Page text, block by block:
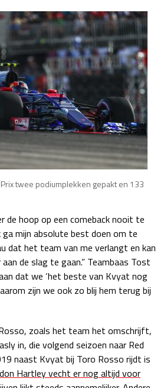
twee podiumplekken gepakt en 133
de hoop op een comeback nooit te
ga mijn absolute best doen om te
dat het team van me verlangt en kan
de slag te gaan.” Teambaas Tost
dat we ‘het beste van Kvyat nog
zijn we ook zo blij hem terug bij
zoals het team het omschrijft,
in, die volgend seizoen naar Red
naast Kvyat bij Toro Rosso rijdt is
Hartley vecht er nog altijd voor